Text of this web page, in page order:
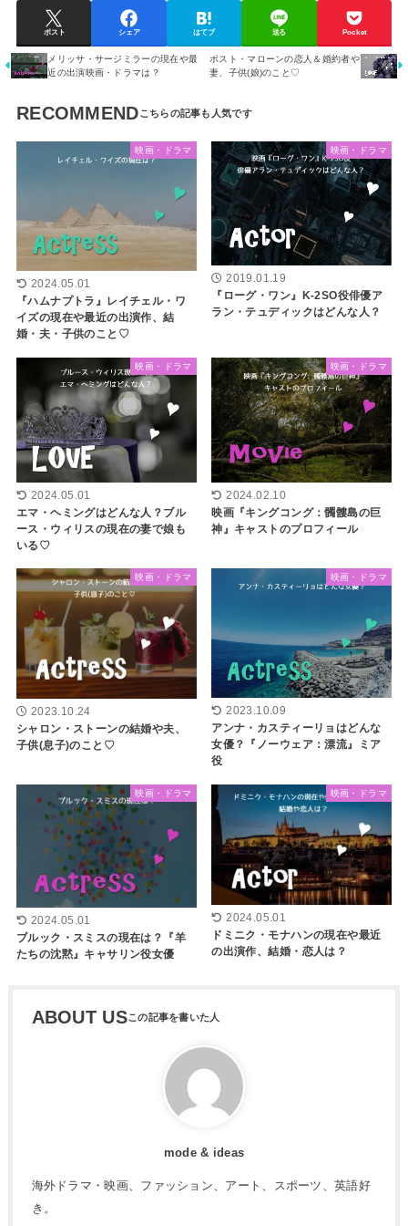
ポスト シェア はてブ 送る Pocket
メリッサ・サージミラーの現在や最
近の出演映画・ドラマは？
ポスト・マローンの恋人＆婚約者や
妻、子供(娘)のこと♡
RECOMMEND
映画・ドラマ
2024.05.01
『ハムナプトラ』レイチェル・ワ
イズの現在や最近の出演作、結
婚・夫・子供のこと♡
映画・ドラマ
2019.01.19
『ローグ・ワン』K-2SO役俳優ア
ラン・テュディックはどんな人？
映画・ドラマ
2024.05.01
エマ・ヘミングはどんな人？ブル
ース・ウィリスの現在の妻で娘も
いる♡
映画・ドラマ
2024.02.10
映画『キングコング：髑髏島の巨
神』キャストのプロフィール
映画・ドラマ
2023.10.24
シャロン・ストーンの結婚や夫、
子供(息子)のこと♡
映画・ドラマ
2023.10.09
アンナ・カスティーリョはどんな
女優？『ノーウェア：漂流』ミア
役
映画・ドラマ
2024.05.01
ブルック・スミスの現在は？『羊
たちの沈黙』キャサリン役女優
映画・ドラマ
2024.05.01
ドミニク・モナハンの現在や最近
の出演作、結婚・恋人は？
ABOUT US
mode & ideas
海外ドラマ・映画、ファッション、アート、スポーツ、英語好
き。